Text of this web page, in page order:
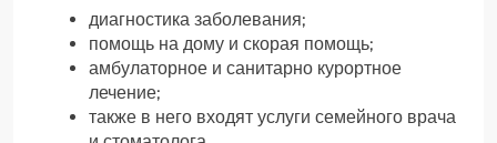
диагностика заболевания;
помощь на дому и скорая помощь;
амбулаторное и санитарно курортное
лечение;
также в него входят услуги семейного врача